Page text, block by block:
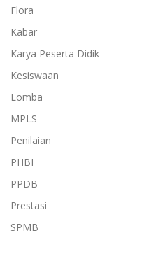
Flora
Kabar
Karya Peserta Didik
Kesiswaan
Lomba
MPLS
Penilaian
PHBI
PPDB
Prestasi
SPMB